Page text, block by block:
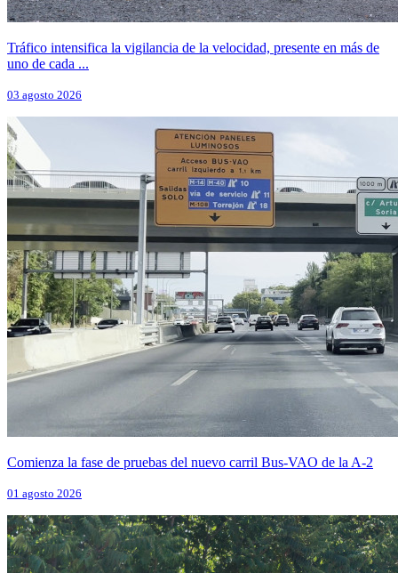
Tráfico intensifica la vigilancia de la velocidad, presente en más de
uno de cada ...
03 agosto 2026
Comienza la fase de pruebas del nuevo carril Bus-VAO de la A-2
01 agosto 2026